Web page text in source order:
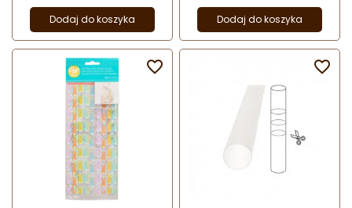
Dodaj do koszyka Dodaj do koszyka
 